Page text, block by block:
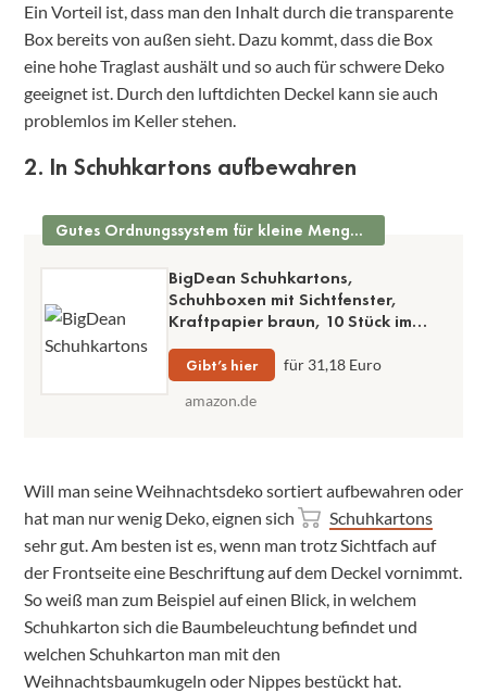
Ein Vorteil ist, dass man den Inhalt durch die transparente
Box bereits von außen sieht. Dazu kommt, dass die Box
eine hohe Traglast aushält und so auch für schwere Deko
geeignet ist. Durch den luftdichten Deckel kann sie auch
problemlos im Keller stehen.
2. In Schuhkartons aufbewahren
Gutes Ordnungssystem für kleine Mengen Deko
BigDean Schuhkartons,
Schuhboxen mit Sichtfenster,
Kraftpapier braun, 10 Stück im
Set, stapelbar
Gibt’s hier
für 31,18 Euro
amazon.de
Will man seine Weihnachtsdeko sortiert aufbewahren oder
hat man nur wenig Deko, eignen sich
Schuhkartons
sehr gut. Am besten ist es, wenn man trotz Sichtfach auf
der Frontseite eine Beschriftung auf dem Deckel vornimmt.
So weiß man zum Beispiel auf einen Blick, in welchem
Schuhkarton sich die Baumbeleuchtung befindet und
welchen Schuhkarton man mit den
Weihnachtsbaumkugeln oder Nippes bestückt hat.